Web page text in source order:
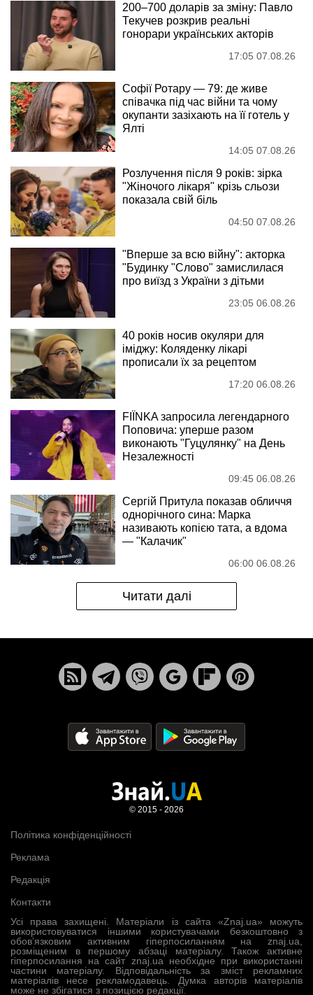
200–700 доларів за зміну: Павло
Текучев розкрив реальні
гонорари українських акторів
17:05 07.08.26
Софії Ротару — 79: де живе
співачка під час війни та чому
окупанти зазіхають на її готель у
Ялті
14:05 07.08.26
Розлучення після 9 років: зірка
"Жіночого лікаря" крізь сльози
показала свій біль
04:50 07.08.26
"Вперше за всю війну": акторка
"Будинку "Слово" замислилася
про виїзд з України з дітьми
23:05 06.08.26
40 років носив окуляри для
іміджу: Коляденку лікарі
прописали їх за рецептом
17:20 06.08.26
FIÏNKA запросила легендарного
Поповича: уперше разом
виконають "Гуцулянку" на День
Незалежності
09:45 06.08.26
Сергій Притула показав обличчя
однорічного сина: Марка
називають копією тата, а вдома
— "Калачик"
06:00 06.08.26
Читати далі
Усі права захищені. Матеріали із сайта «Znaj.ua» можуть
використовуватися іншими користувачами безкоштовно з
обов’язковим активним гіперпосиланням на znaj.ua,
розміщеним в першому абзаці матеріалу. Також активне
гіперпосилання на сайт znaj.ua необхідне при використанні
частини матеріалу. Відповідальність за зміст рекламних
матеріалів несе рекламодавець. Думка авторів матеріалів
може не збігатися з позицією редакції.
Політика конфіденційності
Реклама
Редакція
Контакти
© 2015 - 2026